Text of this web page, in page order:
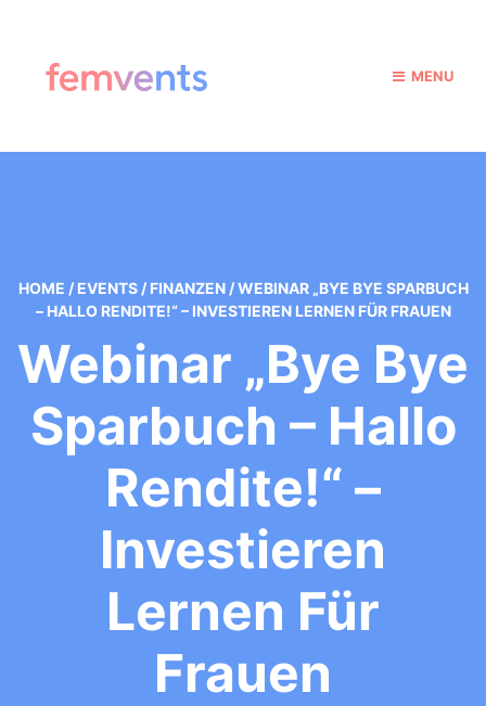
MENU
HOME / EVENTS / FINANZEN / WEBINAR „BYE BYE SPARBUCH
– HALLO RENDITE!“ – INVESTIEREN LERNEN FÜR FRAUEN
Webinar „Bye Bye
Sparbuch – Hallo
Rendite!“ –
Investieren
Lernen Für
Frauen